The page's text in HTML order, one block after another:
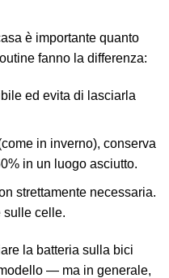
è importante quanto
fanno la differenza:
ed evita di lasciarla
in inverno), conserva
in un luogo asciutto.
strettamente necessaria.
sulle celle.
la batteria sulla bici
— ma in generale,